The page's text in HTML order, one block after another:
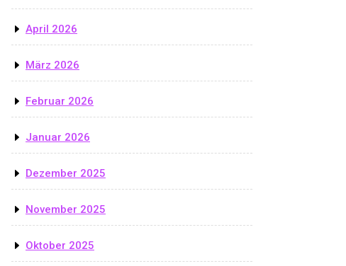
April 2026
März 2026
Februar 2026
Januar 2026
Dezember 2025
November 2025
Oktober 2025